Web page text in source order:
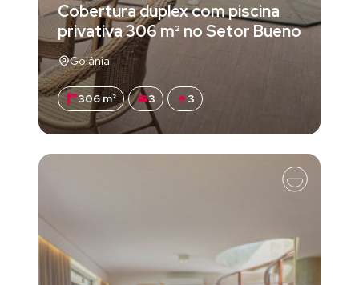
Cobertura duplex com piscina
privativa 306 m² no Setor Bueno
Goiânia
306 m² 3 3